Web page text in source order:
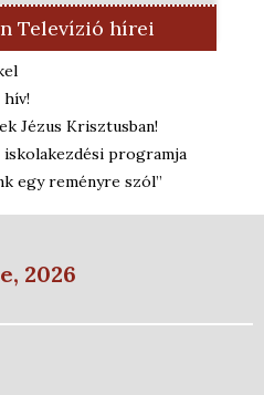
Televízió hírei
hív!
Jézus Krisztusban!
programja
egy reményre szól”
2026